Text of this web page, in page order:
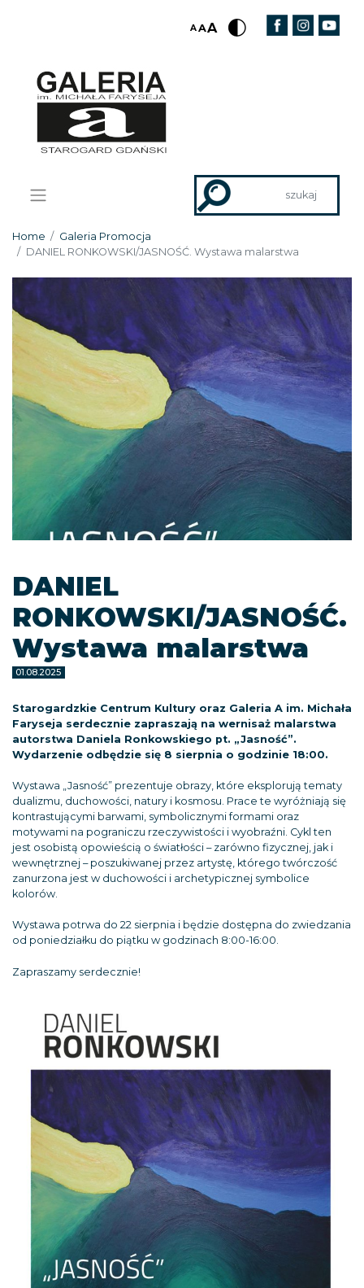
Home
Galeria Promocja
DANIEL RONKOWSKI/JASNOŚĆ. Wystawa malarstwa
DANIEL
RONKOWSKI/JASNOŚĆ.
Wystawa malarstwa
01.08.2025
Starogardzkie Centrum Kultury oraz Galeria A im. Michała
Faryseja serdecznie zapraszają na wernisaż malarstwa
autorstwa Daniela Ronkowskiego pt. „Jasność”.
Wydarzenie odbędzie się 8 sierpnia o godzinie 18:00.
Wystawa „Jasność” prezentuje obrazy, które eksplorują tematy
dualizmu, duchowości, natury i kosmosu. Prace te wyróżniają się
kontrastującymi barwami, symbolicznymi formami oraz
motywami na pograniczu rzeczywistości i wyobraźni. Cykl ten
jest osobistą opowieścią o światłości – zarówno fizycznej, jak i
wewnętrznej – poszukiwanej przez artystę, którego twórczość
zanurzona jest w duchowości i archetypicznej symbolice
kolorów.
Wystawa potrwa do 22 sierpnia i będzie dostępna do zwiedzania
od poniedziałku do piątku w godzinach 8:00-16:00.
Zapraszamy serdecznie!